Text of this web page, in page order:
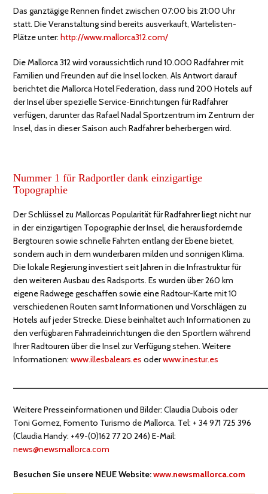
Das ganztägige Rennen findet zwischen 07:00 bis 21:00 Uhr
statt. Die Veranstaltung sind bereits ausverkauft, Wartelisten-
Plätze unter:http://www.mallorca312.com/
Die Mallorca 312 wird voraussichtlich rund 10.000 Radfahrer mit
Familien und Freunden auf die Insel locken. Als Antwort darauf
berichtet die Mallorca Hotel Federation, dass rund 200 Hotels auf
der Insel über spezielle Service-Einrichtungen für Radfahrer
verfügen, darunter das Rafael Nadal Sportzentrum im Zentrum der
Insel, das in dieser Saison auch Radfahrer beherbergen wird.
Nummer 1 für Radportler dank einzigartige
Topographie
Der Schlüssel zu Mallorcas Popularität für Radfahrer liegt nicht nur
in der einzigartigen Topographie der Insel, die herausfordernde
Bergtouren sowie schnelle Fahrten entlang der Ebene bietet,
sondern auch in dem wunderbaren milden und sonnigen Klima.
Die lokale Regierung investiert seit Jahren in die Infrastruktur für
den weiteren Ausbau des Radsports. Es wurden über 260 km
eigene Radwege geschaffen sowie eine Radtour-Karte mit 10
verschiedenen Routen samt Informationen und Vorschlägen zu
Hotels auf jeder Strecke. Diese beinhaltet auch Informationen zu
den verfügbaren Fahrradeinrichtungen die den Sportlern während
Ihrer Radtouren über die Insel zur Verfügung stehen. Weitere
Informationen:www.illesbalears.es oderwww.inestur.es
Weitere Presseinformationen und Bilder: Claudia Dubois oder
Toni Gomez, Fomento Turismo de Mallorca. Tel: + 34 971 725 396
(Claudia Handy: +49-(0)162 77 20 246) E-Mail:
news@newsmallorca.com
Besuchen Sie unsere NEUE Website:www.newsmallorca.com